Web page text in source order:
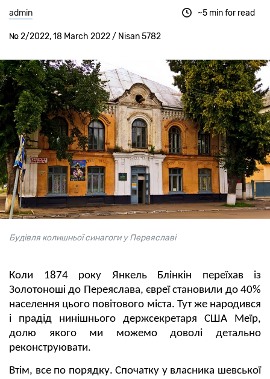
admin
№ 2/2022, 18 March 2022 / Nisan 5782
~5 min for read
Будівля колишньої синагоги у Переяславі
Коли 1874 року Янкель Блінкін переїхав із
Золотоноші до Переяслава, євреї становили до 40%
населення цього повітового міста. Тут же народився
і прадід нинішнього держсекретаря США Меїр,
долю якого ми можемо доволі детально
реконструювати.
Втім, все по порядку. Спочатку у власника шевської